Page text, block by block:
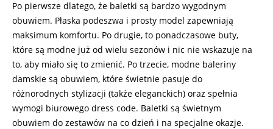
Po pierwsze dlatego, że baletki są bardzo wygodnym
obuwiem. Płaska podeszwa i prosty model zapewniają
maksimum komfortu. Po drugie, to ponadczasowe buty,
które są modne już od wielu sezonów i nic nie wskazuje na
to, aby miało się to zmienić. Po trzecie, modne baleriny
damskie są obuwiem, które świetnie pasuje do
różnorodnych stylizacji (także eleganckich) oraz spełnia
wymogi biurowego dress code. Baletki są świetnym
obuwiem do zestawów na co dzień i na specjalne okazje.